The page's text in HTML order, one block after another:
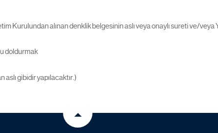
Kurulundan alınan denklik belgesinin aslı veya onaylı sureti ve/
doldurmak
aslı gibidir yapılacaktır.)